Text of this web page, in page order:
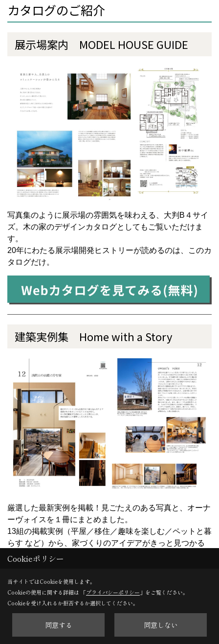
カタログのご紹介
展示場案内 MODEL HOUSE GUIDE
写真集のように展示場の雰囲気を味わえる、大判B４サイ
ズ。木の家のデザインカタログとしてもご覧いただけま
す。
20年にわたる展示場開発ヒストリーが読めるのは、このカ
タログだけ。
建築実例集 Home with a Story
厳選した最新実例を掲載！見ごたえのある写真と、オーナ
ーヴォイスを１冊にまとめました。
13組の掲載実例（平屋／移住／趣味を楽しむ／ペットと暮
らす など）から、家づくりのアイデアがきっと見つかる
はずです。
平屋の実例集
Cookieポリシー
当サイトではCookieを使用します。
Cookieの使用に関する詳細は 「プライバシーポリシー 」をご覧ください。
Cookieを受け入れるか拒否するか選択してください。
同意する 同意しない